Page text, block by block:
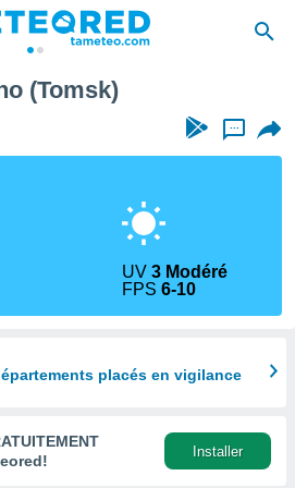
(Tomsk)
...
UV3 Modéré
FPS6-10
placés en vigilance
Installer